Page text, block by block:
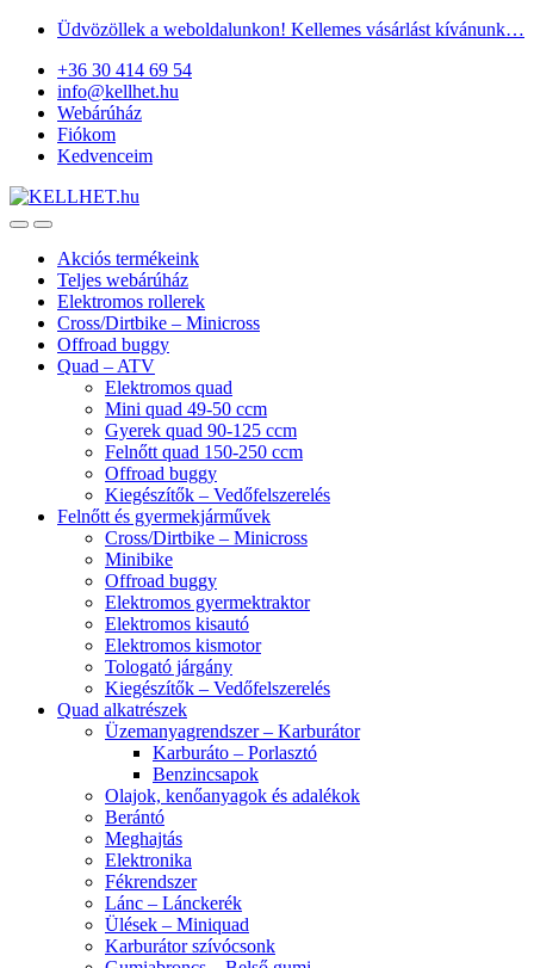
Skip
navigation
Skip
content
Üdvözöllek a weboldalunkon! Kellemes vásárlást kívánunk…
+36 30 414 69 54
info@kellhet.hu
Webárúház
Fiókom
Kedvenceim
Akciós termékeink
Teljes webárúház
Elektromos rollerek
Cross/Dirtbike – Minicross
Offroad buggy
Quad – ATV
Elektromos quad
Mini quad 49-50 ccm
Gyerek quad 90-125 ccm
Felnőtt quad 150-250 ccm
Offroad buggy
Kiegészítők – Vedőfelszerelés
Felnőtt és gyermekjárművek
Cross/Dirtbike – Minicross
Minibike
Offroad buggy
Elektromos gyermektraktor
Elektromos kisautó
Elektromos kismotor
Tologató járgány
Kiegészítők – Vedőfelszerelés
Quad alkatrészek
Üzemanyagrendszer – Karburátor
Karburáto – Porlasztó
Benzincsapok
Olajok, kenőanyagok és adalékok
Berántó
Meghajtás
Elektronika
Fékrendszer
Lánc – Lánckerék
Ülések – Miniquad
Karburátor szívócsonk